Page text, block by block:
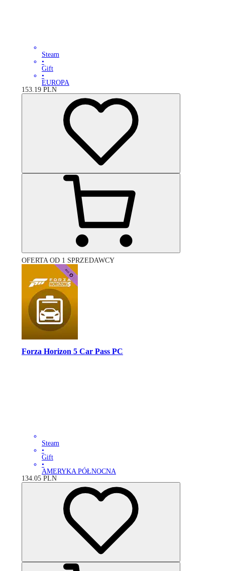
Steam
•
Gift
•
EUROPA
153.19 PLN
OFERTA OD 1 SPRZEDAWCY
Forza Horizon 5 Car Pass PC
Steam
•
Gift
•
AMERYKA PÓŁNOCNA
134.05 PLN